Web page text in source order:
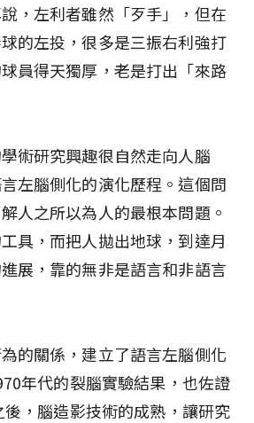
，左利者雖然「歹手」，但在
的左投，很多是三振右利強打
員得天獨厚，老是打出「來路
術研究興趣很自然走向人腦
左腦側化的演化歷程。這個問
人之所以為人的最根本問題。
具，而把人拋出地球，到達月
展，靠的無非是語言和非語言
的關係，建立了語言左腦側化
年代的裂腦實驗結果，也佐證
，腦造影技術的成熟，讓研究